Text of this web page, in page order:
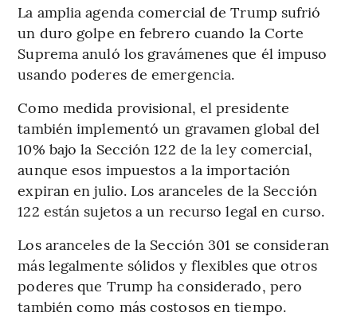
La amplia agenda comercial de Trump sufrió
un duro golpe en febrero cuando la Corte
Suprema anuló los gravámenes que él impuso
usando poderes de emergencia.
Como medida provisional, el presidente
también implementó un gravamen global del
10% bajo la Sección 122 de la ley comercial,
aunque esos impuestos a la importación
expiran en julio. Los aranceles de la Sección
122 están sujetos a un recurso legal en curso.
Los aranceles de la Sección 301 se consideran
más legalmente sólidos y flexibles que otros
poderes que Trump ha considerado, pero
también como más costosos en tiempo.